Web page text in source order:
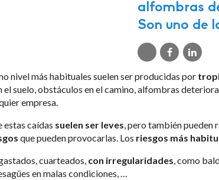
alfombras
Son uno de
nivel más habituales suelen ser producidas por
el suelo, obstáculos en el camino, alfombras
empresa.
estas caídas suelen ser leves, pero también pueden
que pueden provocarlas. Los riesgos más
cuarteados, con irregularidades, como
en malas condiciones, …